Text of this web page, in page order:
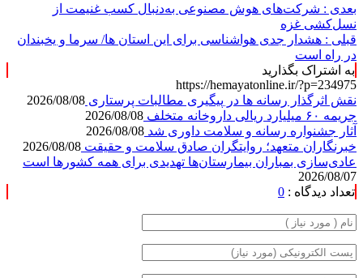
بعدی : شرکت‌های هوش مصنوعی به‌دنبال کسب غنیمت از
نسل‌کشی غزه
قبلی : هشدار جدی هواشناسی برای این استان ها/ سرما و یخبندان
در راه است
به اشتراک بگذارید
https://hemayatonline.ir/?p=234975
نقش اثرگذار رسانه ها در پیگیری مطالبات پرستاری 2026/08/08
جریمه ۶۰ میلیارد ریالی داروخانه متخلف
2026/08/08
آثار جشنواره رسانه و سلامت داوری شد 2026/08/08
خبرنگاران متعهد؛ روایتگران صادق سلامت و حقیقت 2026/08/08
عادی‌سازی بمباران بیمارستان‌ها تهدیدی برای همه کشورها است
2026/08/07
تعداد دیدگاه : 0